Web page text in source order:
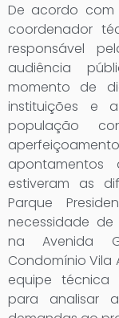
De acordo com
coordenador
responsável
audiência
momento de
instituições e
população
apontamentos
estiveram as
Parque
necessidade
na Avenida
Condomínio Vila
equipe técnica
para analisar